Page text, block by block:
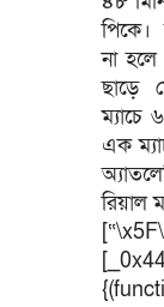
পিকে।
না
ছাড়ে
ম্যাচে
এক
রিয়াল